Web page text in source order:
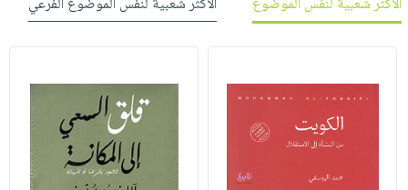
الأكثر شعبية لنفس الموضوع الأكثر شعبية لنفس الموضوع الفرعي